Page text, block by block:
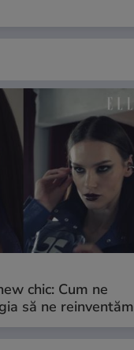
chic: Cum ne
să ne reinventăm